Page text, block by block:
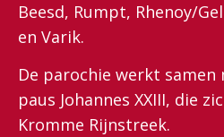
Beesd, Rumpt, Rhenoy/
en Varik.
De parochie werkt samen
paus Johannes XXIII, die
Kromme Rijnstreek.